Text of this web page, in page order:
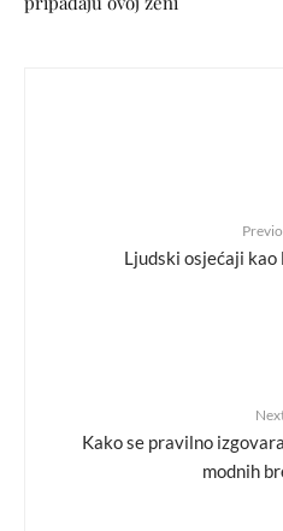
Ljudski osjećaji
Kako se pravilno
modnih